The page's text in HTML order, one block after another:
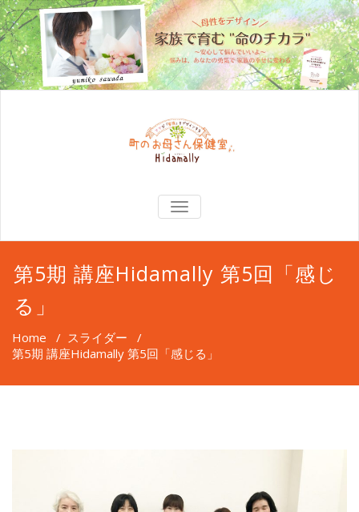
TOGGLE
NAVIGATION
第5期 講座Hidamally 第5回「感じ
る」
Home / スライダー /
第5期 講座Hidamally 第5回「感じる」